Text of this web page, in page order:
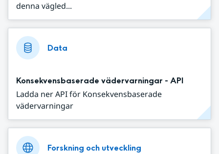
denna vägled...
Data
Konsekvensbaserade vädervarningar - API
Ladda ner API för Konsekvensbaserade
vädervarningar
Forskning och utveckling